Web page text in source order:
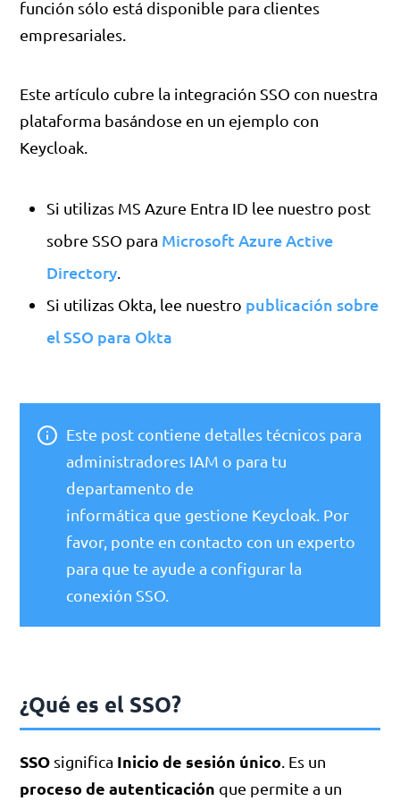
función sólo está disponible para clientes
empresariales.
Este artículo cubre la integración SSO con nuestra
plataforma basándose en un ejemplo con
Keycloak.
Si utilizas MS Azure Entra ID lee nuestro post
sobre SSO para Microsoft Azure Active
Directory
Si utilizas Okta, lee nuestro publicación sobre
el SSO para Okta
Este post contiene detalles técnicos para
administradores IAM o para tu
departamento de
informática que gestione Keycloak. Por
favor, ponte en contacto con un experto
para que te ayude a configurar la
conexión SSO.
¿Qué es el SSO?
SSO significa Inicio de sesión único . Es un
proceso de autenticación que permite a un